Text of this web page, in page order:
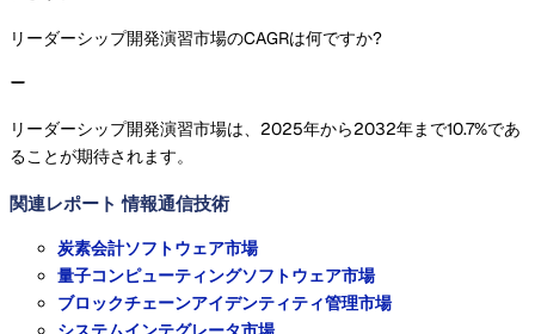
リーダーシップ開発演習市場のCAGRは何ですか?
リーダーシップ開発演習市場は、2025年から2032年まで10.7%であ
ることが期待されます。
関連レポート 情報通信技術
炭素会計ソフトウェア市場
量子コンピューティングソフトウェア市場
ブロックチェーンアイデンティティ管理市場